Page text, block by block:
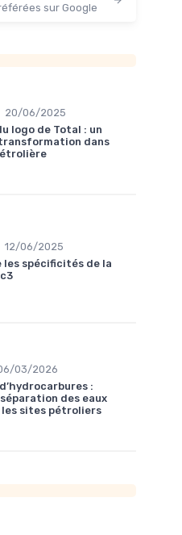
sur Google
20/06/2025
logo de Total : un
dans
12/06/2025
les spécificités de la
03/2026
:
des eaux
les sites pétroliers